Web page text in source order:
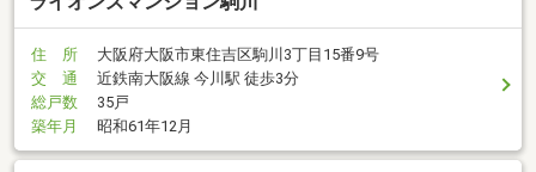
住 所
大阪府大阪市東住吉区駒川3丁目15番9号
交 通
近鉄南大阪線 今川駅 徒歩3分
総戸数
35戸
築年月
昭和61年12月